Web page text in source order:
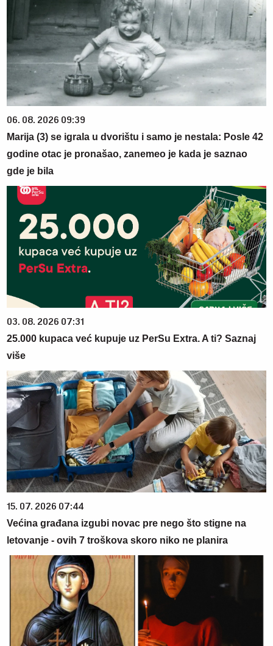
06. 08. 2026 09:39
Marija (3) se igrala u dvorištu i samo je nestala: Posle 42
godine otac je pronašao, zanemeo je kada je saznao
gde je bila
03. 08. 2026 07:31
25.000 kupaca već kupuje uz PerSu Extra. A ti? Saznaj
više
15. 07. 2026 07:44
Većina građana izgubi novac pre nego što stigne na
letovanje - ovih 7 troškova skoro niko ne planira